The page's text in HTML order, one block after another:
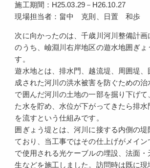
施工期間：H25.03.29－H26.10.27
現場担当者：畠中 克則、日置 和歩
次に向かったのは、千歳川河川整備計
のうち、嶮淵川右岸地区の遊水地囲ぎょ
す。
遊水地とは、排水門、越流堤、周囲堤
成された河川の洪水被害を防ぐための
で囲んだ河川の土地の一部を掘り下げて
た水を貯め、水位が下がってきたら排水
を流すという仕組みです。
囲ぎょう堤とは、河川に接する内側の堤
ており、当工事ではその仕上げがメイン
で使用される光ケーブルの埋設、法面・
生などを施工しました。訪問時は既に現